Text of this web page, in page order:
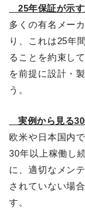
25年保証が示
多くの有名メー
り、これは25年
ることを約束し
を前提に設計・
う。
実例から見る
欧米や日本国内
30年以上稼働し
に、適切なメン
されていない場
す。